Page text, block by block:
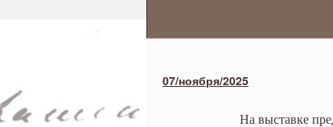
Activities calendar
07/ноября/2025
На выставке